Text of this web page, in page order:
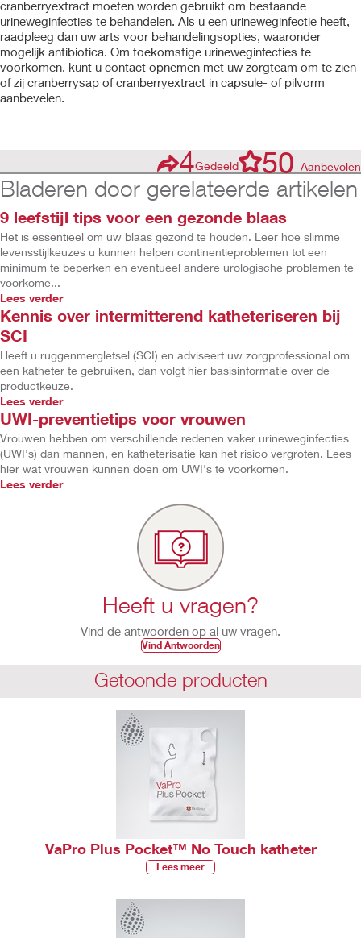
cranberryextract moeten worden gebruikt om bestaande
urineweginfecties te behandelen. Als u een urineweginfectie heeft,
raadpleeg dan uw arts voor behandelingsopties, waaronder
mogelijk antibiotica. Om toekomstige urineweginfecties te
voorkomen, kunt u contact opnemen met uw zorgteam om te zien
of zij cranberrysap of cranberryextract in capsule- of pilvorm
aanbevelen.
4Gedeeld 50 Aanbevolen
Bladeren door gerelateerde artikelen
9 leefstijl tips voor een gezonde blaas
Het is essentieel om uw blaas gezond te houden. Leer hoe slimme
levensstijlkeuzes u kunnen helpen continentieproblemen tot een
minimum te beperken en eventueel andere urologische problemen te
voorkome...
Lees verder
Kennis over intermitterend katheteriseren bij
SCI
Heeft u ruggenmergletsel (SCI) en adviseert uw zorgprofessional om
een katheter te gebruiken, dan volgt hier basisinformatie over de
productkeuze.
Lees verder
UWI-preventietips voor vrouwen
Vrouwen hebben om verschillende redenen vaker urineweginfecties
(UWI's) dan mannen, en katheterisatie kan het risico vergroten. Lees
hier wat vrouwen kunnen doen om UWI's te voorkomen.
Lees verder
Heeft u vragen?
Vind de antwoorden op al uw vragen.
Vind Antwoorden
Getoonde producten
VaPro Plus Pocket™ No Touch katheter
Lees meer